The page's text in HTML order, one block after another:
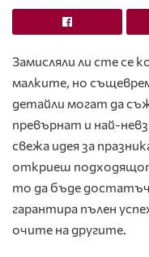
Замисляли ли сте се
малките, но
детайли могат да
превърнат и най-
свежа идея за
откриеш
то да бъде
гарантира пълен
очите на другите.